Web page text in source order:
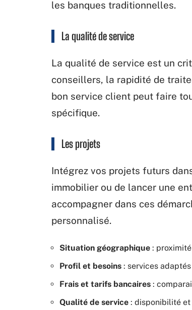
les banques traditionnelles.
La qualité de service
La qualité de service est un
conseillers, la rapidité de
bon service client peut faire
spécifique.
Les projets
Intégrez vos projets futurs
immobilier ou de lancer une
accompagner dans ces
personnalisé.
Situation géographique :
Profil et besoins : services
Frais et tarifs bancaires :
Qualité de service : disponibilité